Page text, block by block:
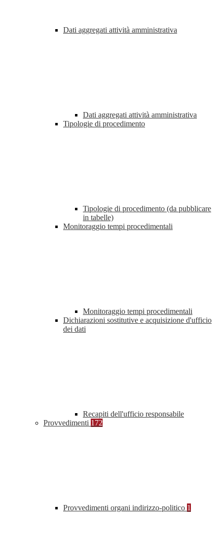
Dati aggregati attività amministrativa
Dati aggregati attività amministrativa
Tipologie di procedimento
Tipologie di procedimento (da pubblicare
in tabelle)
Monitoraggio tempi procedimentali
Monitoraggio tempi procedimentali
Dichiarazioni sostitutive e acquisizione d'ufficio
dei dati
Recapiti dell'ufficio responsabile
Provvedimenti 172
Provvedimenti organi indirizzo-politico 1